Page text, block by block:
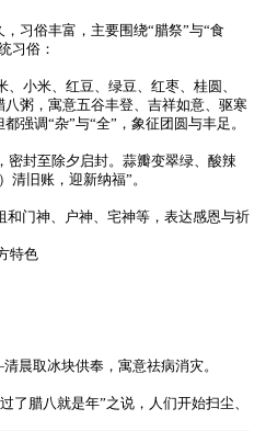
习俗丰富，主要围绕“腊祭”与“食
习俗：
小米、红豆、绿豆、红枣、桂圆、
粥，寓意五谷丰登、吉祥如意、驱寒
强调“杂”与“全”，象征团圆与丰足。
密封至除夕启封。蒜瓣变翠绿、酸辣
清旧账，迎新纳福”。
和门神、户神、宅神等，表达感恩与祈
特色
晨取冰块供奉，寓意祛病消灾。
了腊八就是年”之说，人们开始扫尘、